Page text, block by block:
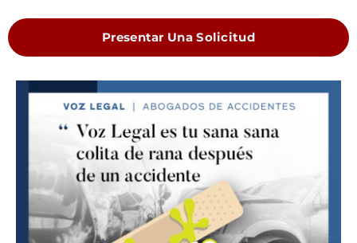
Presentar Una Solicitud